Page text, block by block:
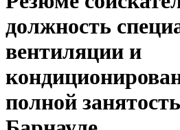
должность
вентиляции и
полной